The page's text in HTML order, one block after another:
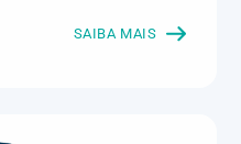
e móveis,
Mineração, MRO e
Panificação, Papel e
SAIBA MAIS